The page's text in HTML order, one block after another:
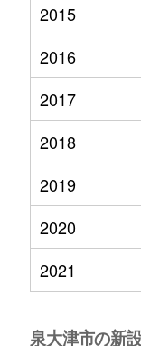
2015
2016
2017
2018
2019
2020
2021